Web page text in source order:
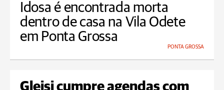
Idosa é encontrada morta
dentro de casa na Vila Odete
em Ponta Grossa
PONTA GROSSA
Gleisi cumpre agendas com